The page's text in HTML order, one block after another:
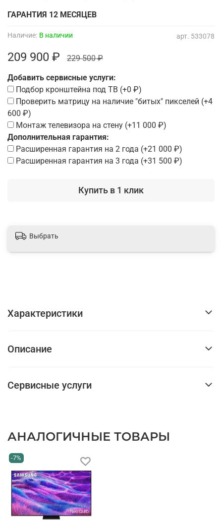
арт. 533078
Наличие: В наличии
209 900 ₽ 229 500 ₽
Купить в 1 клик
Дополнительная гарантия:
Расширенная гарантия на 2 года (+21 000 ₽)
Расширенная гарантия на 3 года (+31 500 ₽)
Добавить сервисные услуги:
Подбор кронштейна под ТВ (+0 ₽)
Проверить матрицу на наличие "битых" пикселей (+4
600 ₽)
Монтаж телевизора на стену (+11 000 ₽)
ГАРАНТИЯ 12 МЕСЯЦЕВ
Выбрать
Характеристики
Описание
Сервисные услуги
АНАЛОГИЧНЫЕ ТОВАРЫ
-7%